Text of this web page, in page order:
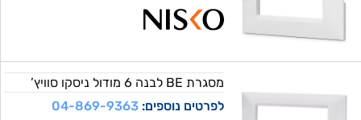
מסגרת BE לבנה 6 מודול ניסקו סוויץ’
לפרטים נוספים:04-869-9363